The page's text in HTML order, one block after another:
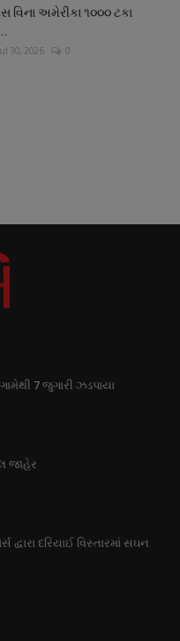
અમેરીકા ૧૦૦૦ ટકા
30, 2026 0
7 જુગારી ઝડપાયા
જાહેર
દ્વારા દરિયાઈ વિસ્તારમાં સઘન